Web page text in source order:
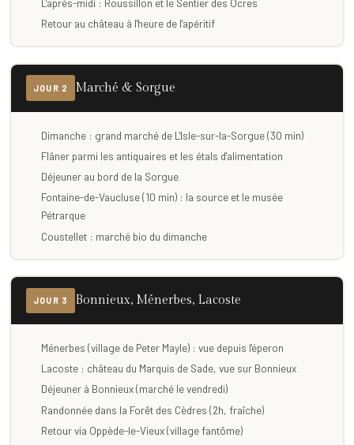
L'après-midi : Roussillon et le Sentier des Ocres
Retour au château à l'heure de l'apéritif
JOUR 2 Marché & Sorgue
Dimanche : grand marché de L'Isle-sur-la-Sorgue (30 min)
Flâner parmi les antiquaires et les étals d'alimentation
Déjeuner au bord de la Sorgue
Fontaine-de-Vaucluse (10 min) : la source et le musée
Pétrarque
Coustellet : marché bio du dimanche
JOUR 3 Bonnieux, Ménerbes, Lacoste
Ménerbes (village de Peter Mayle) : vue depuis l'éperon
Lacoste : château du Marquis de Sade, vue sur Bonnieux
Déjeuner à Bonnieux (marché le vendredi)
Randonnée dans la Forêt des Cèdres (2h, fraîche)
Retour via Oppède-le-Vieux (village fantôme)